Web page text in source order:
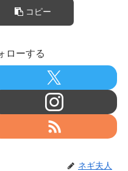
コピー
ローする
ネギ夫人